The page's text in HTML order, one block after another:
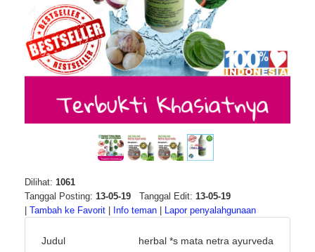
Dilihat: 1061
Tanggal Posting: 13-05-19 Tanggal Edit: 13-05-19
Tambah ke Favorit Info teman Lapor penyalahgunaan
Judul herbal *s mata netra ayurveda